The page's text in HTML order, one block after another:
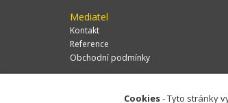
Mediatel
Kontakt
Reference
Obchodní podmínky
Cookies- Tyto stránky